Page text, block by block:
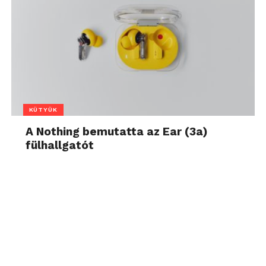
KÜTYÜK
A Nothing bemutatta az Ear (3a)
fülhallgatót